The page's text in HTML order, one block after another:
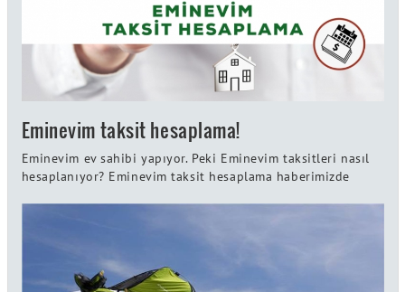
Eminevim taksit hesaplama!
Eminevim ev sahibi yapıyor. Peki Eminevim taksitleri nasıl
hesaplanıyor? Eminevim taksit hesaplama haberimizde